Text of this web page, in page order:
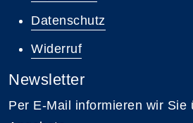
Datenschutz
Widerruf
Newsletter
Per E-Mail informieren wir Sie